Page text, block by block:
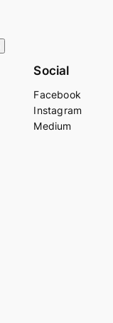
Social
Facebook
Instagram
Medium